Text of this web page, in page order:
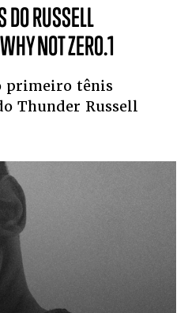
DO RUSSELL
NOT ZER0.1
primeiro tênis
Thunder Russell